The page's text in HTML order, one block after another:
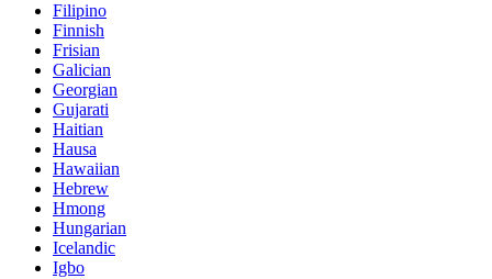
Filipino
Finnish
Frisian
Galician
Georgian
Gujarati
Haitian
Hausa
Hawaiian
Hebrew
Hmong
Hungarian
Icelandic
Igbo